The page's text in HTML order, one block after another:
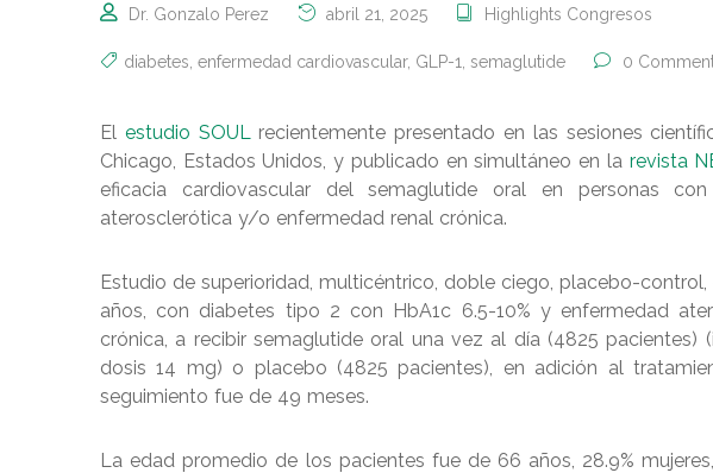
Dr. Gonzalo Perez abril 21, 2025 Highlights Congresos
diabetes enfermedad cardiovascular, GLP-1 semaglutide 0
El estudio SOUL
recientemente presentado en las sesiones
Chicago, Estados Unidos, y publicado en simultáneo en la revista
eficacia cardiovascular del semaglutide oral en personas
aterosclerótica y/o enfermedad renal crónica.
Estudio de superioridad, multicéntrico, doble ciego, placebo-
años, con diabetes tipo 2 con HbA1c 6.5-10% y enfermedad
crónica, a recibir semaglutide oral una vez al día (4825
dosis 14 mg) o placebo (4825 pacientes), en adición al
seguimiento fue de 49 meses.
La edad promedio de los pacientes fue de 66 años, 28.9%